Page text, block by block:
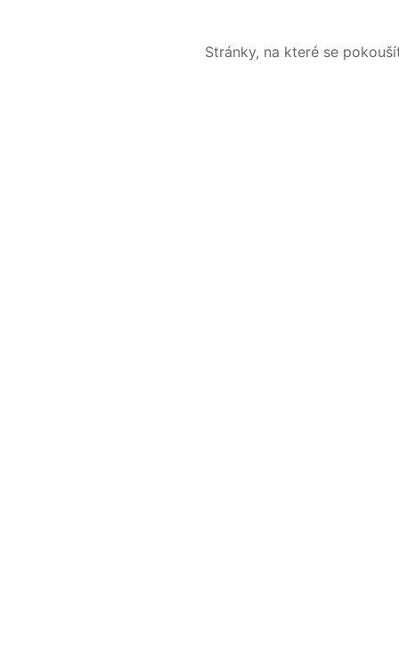
Stránky, na které se